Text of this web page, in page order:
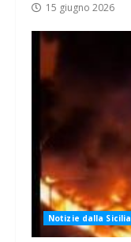
15 giugno 2026
Notizie dalla Sicilia